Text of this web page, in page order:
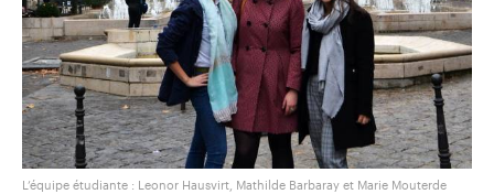
L’équipe étudiante : Leonor Hausvirt, Mathilde Barbaray et Marie Mouterde